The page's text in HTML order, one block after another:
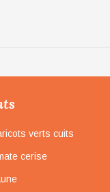
verts cuits
cerise